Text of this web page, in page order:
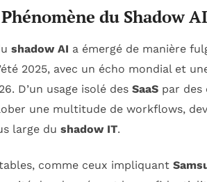
du Shadow AI
shadow AI a émergé de manière
2025, avec un écho mondial et
D’un usage isolé des SaaS par des
une multitude de workflows,
large du shadow IT.
comme ceux impliquant